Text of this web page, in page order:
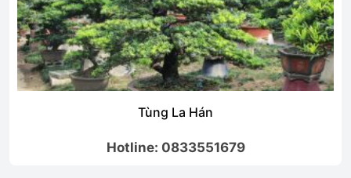
Tùng La Hán
Hotline: 0833551679